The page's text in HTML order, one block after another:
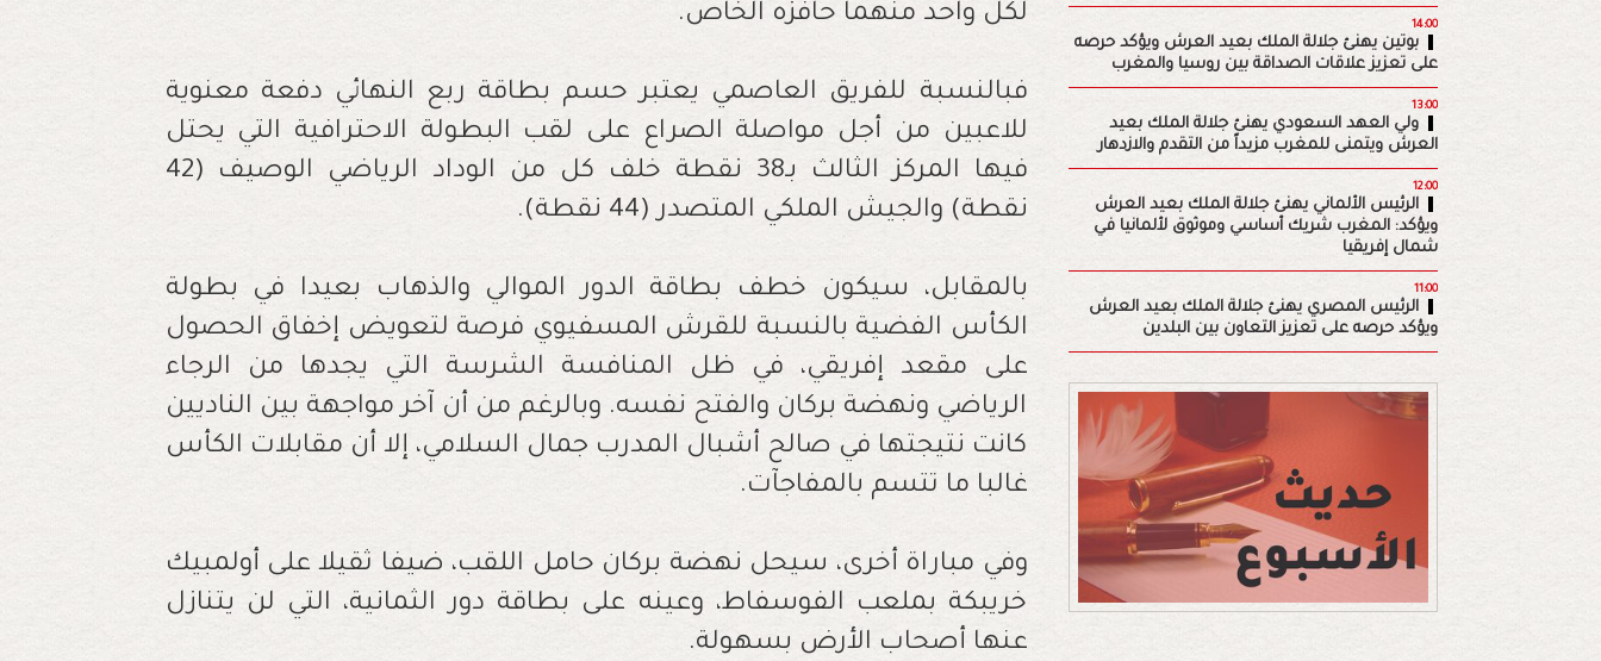
لكل واحد منهما حافزه الخاص.
فبالنسبة للفريق العاصمي يعتبر حسم بطاقة ربع النهائي دفعة معنوية
للاعبين من أجل مواصلة الصراع على لقب البطولة الاحترافية التي يحتل
فيها المركز الثالث بـ38 نقطة خلف كل من الوداد الرياضي الوصيف (42
نقطة) والجيش الملكي المتصدر (44 نقطة).
بالمقابل، سيكون خطف بطاقة الدور الموالي والذهاب بعيدا في بطولة
الكأس الفضية بالنسبة للقرش المسفيوي فرصة لتعويض إخفاق الحصول
على مقعد إفريقي، في ظل المنافسة الشرسة التي يجدها من الرجاء
الرياضي ونهضة بركان والفتح نفسه. وبالرغم من أن آخر مواجهة بين الناديين
كانت نتيجتها في صالح أشبال المدرب جمال السلامي، إلا أن مقابلات الكأس
غالبا ما تتسم بالمفاجآت.
وفي مباراة أخرى، سيحل نهضة بركان حامل اللقب، ضيفا ثقيلا على أولمبيك
خريبكة بملعب الفوسفاط، وعينه على بطاقة دور الثمانية، التي لن يتنازل
عنها أصحاب الأرض بسهولة.
14:00
بوتين يهنئ جلالة الملك بعيد العرش ويؤكد حرصه
على تعزيز علاقات الصداقة بين روسيا والمغرب
13:00
ولي العهد السعودي يهنئ جلالة الملك بعيد
العرش ويتمنى للمغرب مزيداً من التقدم والازدهار
12:00
الرئيس الألماني يهنئ جلالة الملك بعيد العرش
ويؤكد: المغرب شريك أساسي وموثوق لألمانيا في
شمال إفريقيا
11:00
الرئيس المصري يهنئ جلالة الملك بعيد العرش
ويؤكد حرصه على تعزيز التعاون بين البلدين